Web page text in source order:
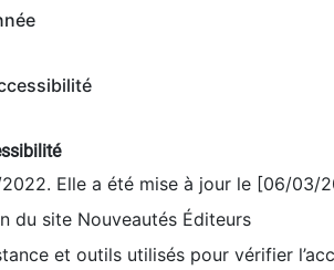
Elle a été mise à jour le [06/03/
du site Nouveautés Éditeurs
et outils utilisés pour vérifier